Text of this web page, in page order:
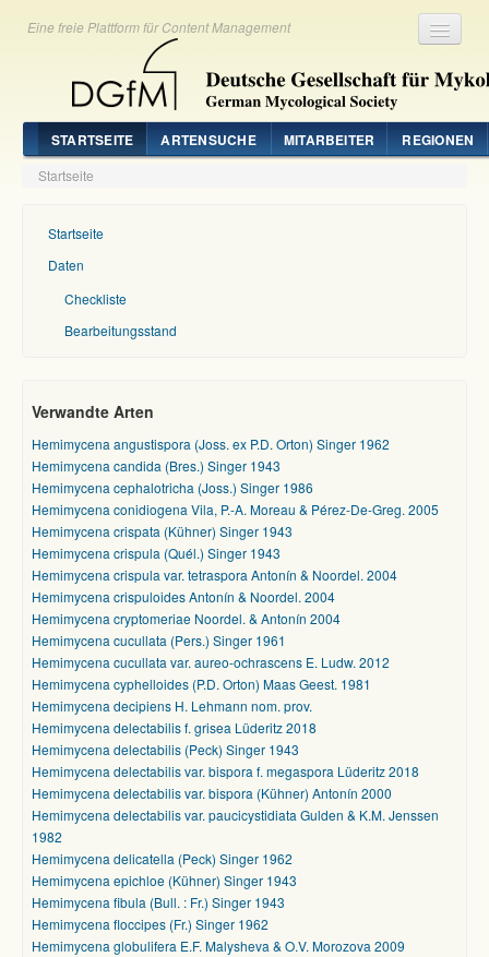
Eine freie Plattform für Content Management
STARTSEITE ARTENSUCHE MITARBEITER REGIONEN
Startseite
Startseite
Daten
Checkliste
Bearbeitungsstand
Verwandte Arten
Hemimycena angustispora (Joss. ex P.D. Orton) Singer 1962
Hemimycena candida (Bres.) Singer 1943
Hemimycena cephalotricha (Joss.) Singer 1986
Hemimycena conidiogena Vila, P.-A. Moreau & Pérez-De-Greg. 2005
Hemimycena crispata (Kühner) Singer 1943
Hemimycena crispula (Quél.) Singer 1943
Hemimycena crispula var. tetraspora Antonín & Noordel. 2004
Hemimycena crispuloides Antonín & Noordel. 2004
Hemimycena cryptomeriae Noordel. & Antonín 2004
Hemimycena cucullata (Pers.) Singer 1961
Hemimycena cucullata var. aureo-ochrascens E. Ludw. 2012
Hemimycena cyphelloides (P.D. Orton) Maas Geest. 1981
Hemimycena decipiens H. Lehmann nom. prov.
Hemimycena delectabilis f. grisea Lüderitz 2018
Hemimycena delectabilis (Peck) Singer 1943
Hemimycena delectabilis var. bispora f. megaspora Lüderitz 2018
Hemimycena delectabilis var. bispora (Kühner) Antonín 2000
Hemimycena delectabilis var. paucicystidiata Gulden & K.M. Jenssen
1982
Hemimycena delicatella (Peck) Singer 1962
Hemimycena epichloe (Kühner) Singer 1943
Hemimycena fibula (Bull. : Fr.) Singer 1943
Hemimycena floccipes (Fr.) Singer 1962
Hemimycena globulifera E.F. Malysheva & O.V. Morozova 2009